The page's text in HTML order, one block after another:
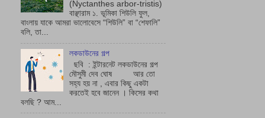
(Nyctanthes arbor-tristis)
বাঞ্ছারাম ১. ভূমিকা শিউলি ফুল,
বাংলায় যাকে আমরা ভালোবেসে “শিউলি” বা “শেফালি”
বলি, তা...
লকডাউনের গল্প
ছবি : ইন্টারনেট লকডাউনের গল্প
মৌসুমী দেব ঘোষ আর তো
সহ্য হয় না , এবার কিছু একটা
করতেই হবে জানেন । কিসের কথা
বলছি ? আম...